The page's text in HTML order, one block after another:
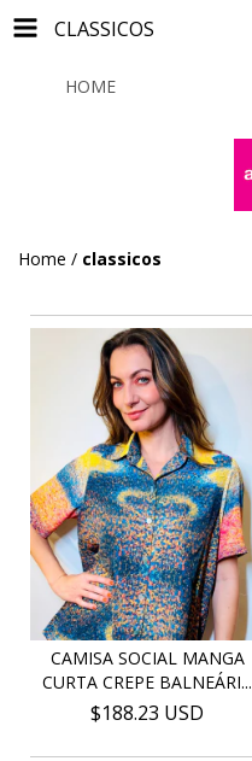
CLASSICOS
HOME
Home / classicos
CAMISA SOCIAL MANGA
CURTA CREPE BALNEÁRI...
$188.23 USD